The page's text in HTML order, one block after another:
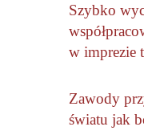
Szybko
w imprezie
Zawody
światu jak